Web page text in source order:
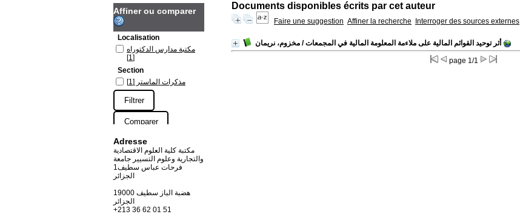
Documents disponibles écrits par cet auteur
Faire une suggestion Affiner la recherche Interroger des sources externes
أثر توحيد القوائم المالية على ملاءمة المعلومة المالية في المجمعات/ مخزوم، نريمان
page 1/1
Affiner ou comparer
Localisation
مكتبة مدارس الدكتوراه
[1]
Section
مذكرات الماستر [1]
Adresse
مكتبة كلية العلوم الاقتصادية
والتجارية وعلوم التسيير جامعة
فرحات عباس سطيف1
الجزائر
19000 هضبة الباز سطيف
+213 36 62 01 51